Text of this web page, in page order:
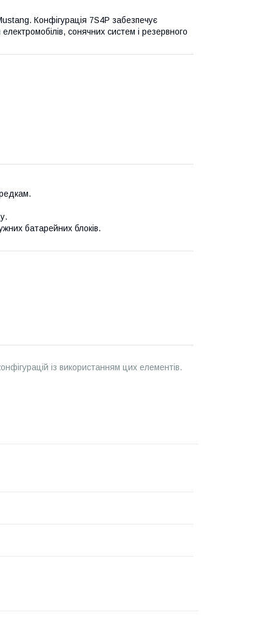
Конфігурація 7S4P забезпечує
сонячних систем і резервного
батарейних блоків.
із використанням цих елементів.